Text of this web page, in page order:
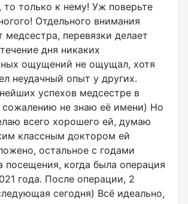
то только к нему! Уж поверьте
Отдельного внимания
медсестра, перевязки делает
дня никаких
ощущений не ощущал, хотя
неудачный опыт у других.
успехов медсестре в
сожалению не знаю её имени) Но
всего хорошего ей, думаю
классным доктором ей
остальное с годами
посещения, когда была операция
года. После операции, 2
сегодня) Всё идеально,